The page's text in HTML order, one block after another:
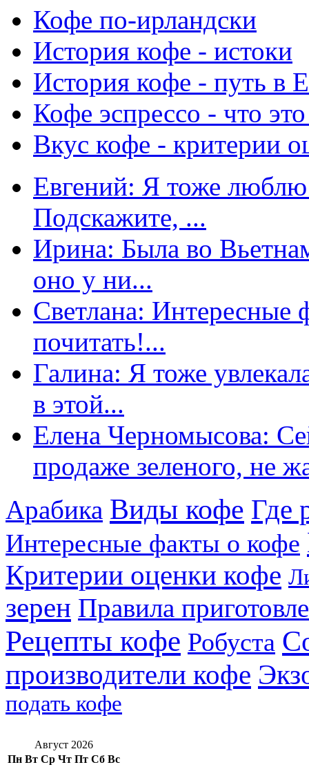
Кофе по-ирландски
История кофе - истоки
История кофе - путь в
Кофе эспрессо - что это
Вкус кофе - критерии
Евгений: Я тоже
Подскажите, ...
Ирина: Была во
оно у ни...
Светлана: Интересные
почитать!...
Галина: Я тоже
в этой...
Елена Черномысова:
продаже зеленого, не
Арабика Виды кофе Где
Интересные факты о кофе
Критерии оценки кофе
зерен Правила
Рецепты кофе Робуста
производители кофе
подать кофе
Август 2026
Пн Вт Ср Чт Пт Сб Вс